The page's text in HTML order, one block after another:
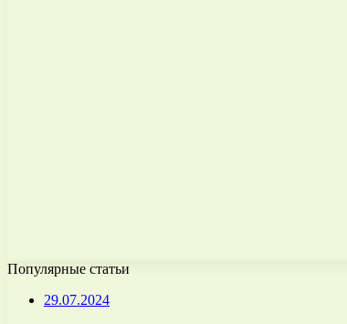
Популярные статьи
29.07.2024